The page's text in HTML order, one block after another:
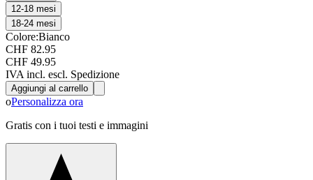
12-18 mesi
18-24 mesi
Colore:Bianco
CHF 82.95
CHF 49.95
IVA incl. escl. Spedizione
Aggiungi al carrello
oPersonalizza ora
Gratis con i tuoi testi e immagini